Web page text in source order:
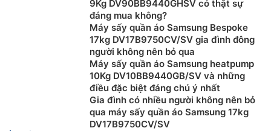
9Kg DV90BB9440GHSV có thật sự
đáng mua không?
Máy sấy quần áo Samsung Bespoke
17kg DV17B9750CV/SV gia đình đông
người không nên bỏ qua
Máy sấy quần áo Samsung heatpump
10Kg DV10BB9440GB/SV và những
điều đặc biệt đáng chú ý nhất
Gia đình có nhiều người không nên bỏ
qua máy sấy quần áo Samsung 17kg
DV17B9750CV/SV